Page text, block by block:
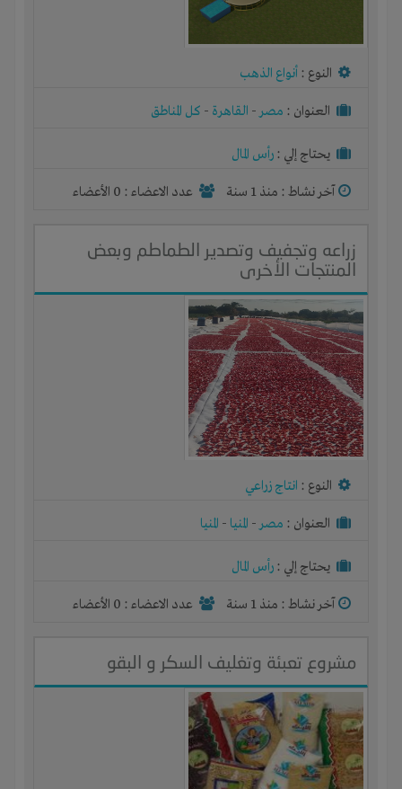
النوع : أنواع الذهب
العنوان : مصر- القاهرة - كل المناطق
يحتاج إلي : رأس المال
آخر نشاط : منذ 1 سنة عدد الاعضاء : 0 الأعضاء
زراعه وتجفيف وتصدير الطماطم وبعض
المنتجات الأخرى
النوع : انتاج زراعي
العنوان : مصر- المنيا - المنيا
يحتاج إلي : رأس المال
آخر نشاط : منذ 1 سنة عدد الاعضاء : 0 الأعضاء
مشروع تعبئة وتغليف السكر و البقو